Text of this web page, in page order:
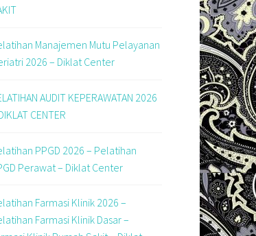
Manajemen Mutu Pelayanan
2026 – Diklat Center
AUDIT KEPERAWATAN 2026
CENTER
PPGD 2026 – Pelatihan
Perawat – Diklat Center
Farmasi Klinik 2026 –
Farmasi Klinik Dasar –